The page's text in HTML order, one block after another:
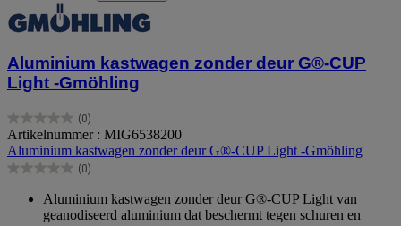
Aluminium kastwagen zonder deur G®-CUP
Light -Gmöhling
(0)
0.0
van
de
5
Artikelnummer : MIG6538200
Aluminium kastwagen zonder deur G®-CUP Light -Gmöhling
(0)
0.0
Aluminium kastwagen zonder deur G®-CUP Light van
geanodiseerd aluminium dat beschermt tegen schuren en